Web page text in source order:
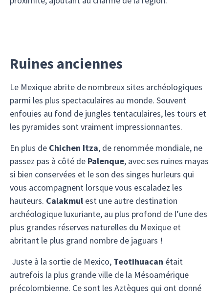
Ruines anciennes
Le Mexique abrite de nombreux sites archéologiques
parmi les plus spectaculaires au monde. Souvent
enfouies au fond de jungles tentaculaires, les tours et
les pyramides sont vraiment impressionnantes.
En plus de Chichen Itza, de renommée mondiale, ne
passez pas à côté de Palenque, avec ses ruines mayas
si bien conservées et le son des singes hurleurs qui
vous accompagnent lorsque vous escaladez les
hauteurs. Calakmul est une autre destination
archéologique luxuriante, au plus profond de l’une des
plus grandes réserves naturelles du Mexique et
abritant le plus grand nombre de jaguars !
Juste à la sortie de Mexico, Teotihuacan était
autrefois la plus grande ville de la Mésoamérique
précolombienne. Ce sont les Aztèques qui ont donné